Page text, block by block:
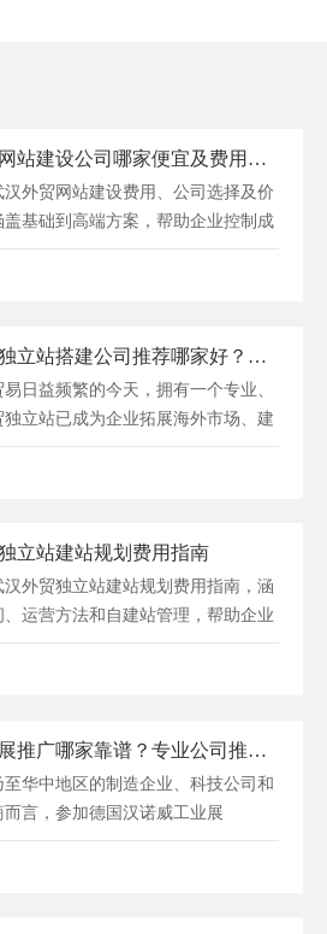
武汉外贸网站建设公司哪家便宜及费用指南
汉外贸网站建设费用、公司选择及价
盖基础到高端方案，帮助企业控制成
际竞争......
武汉外贸独立站搭建公司推荐哪家好？费用与注意事项指南
日益频繁的今天，拥有一个专业、
独立站已成为企业拓展海外市场、建
的关键......
立站建站规划费用指南
汉外贸独立站建站规划费用指南，涵
、运营方法和自建站管理，帮助企业
策略。......
武汉工业展推广哪家靠谱？专业公司推荐与参展指南
至华中地区的制造企业、科技公司和
言，参加德国汉诺威工业展
M......